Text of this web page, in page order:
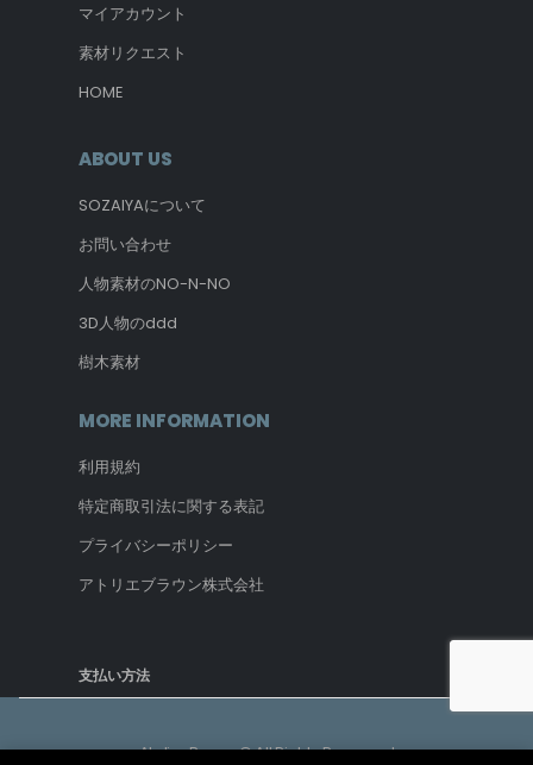
マイアカウント
素材リクエスト
HOME
ABOUT US
SOZAIYAについて
お問い合わせ
人物素材のNO-N-NO
3D人物のddd
樹木素材
MORE INFORMATION
利用規約
特定商取引法に関する表記
プライバシーポリシー
アトリエブラウン株式会社
支払い方法
Atelier Brown © All Rights Reserved